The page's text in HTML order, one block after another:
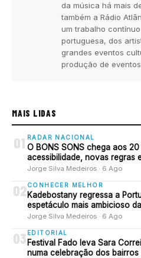
da música há mais
também a Rádio
um trabalho
portuguesa, dos
grandes eventos
produção de
MAIS LIDAS
01 RADAR NACIONAL
O BONS SONS chega aos
acessibilidade, novas regras
Jorge Silva Medeiros · 6 Ago
02 CONHECER MELHOR
Kadebostany regressa a
espetáculo mais ambicioso
Jorge Silva Medeiros · 6 Ago
03 EDITORIAL
Festival Fado leva Sara
numa celebração dos bairros